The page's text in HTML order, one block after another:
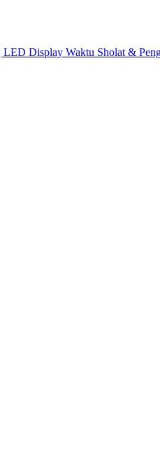
Display Waktu Sholat &